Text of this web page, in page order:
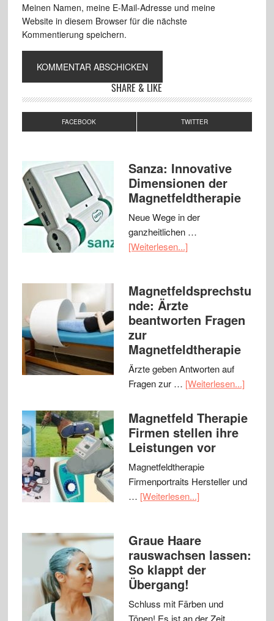
Meinen Namen, meine E-Mail-Adresse und meine
Website in diesem Browser für die nächste
Kommentierung speichern.
SHARE & LIKE
FACEBOOK TWITTER
Sanza: Innovative
Dimensionen der
Magnetfeldtherapie
Neue Wege in der
ganzheitlichen …
[Weiterlesen...]
Magnetfeldsprechstu
nde: Ärzte
beantworten Fragen
zur
Magnetfeldtherapie
Ärzte geben Antworten auf
Fragen zur … [Weiterlesen...]
Magnetfeld Therapie
Firmen stellen ihre
Leistungen vor
Magnetfeldtherapie
Firmenportraits Hersteller und
… [Weiterlesen...]
Graue Haare
rauswachsen lassen:
So klappt der
Übergang!
Schluss mit Färben und
Tönen! Es ist an der Zeit, …